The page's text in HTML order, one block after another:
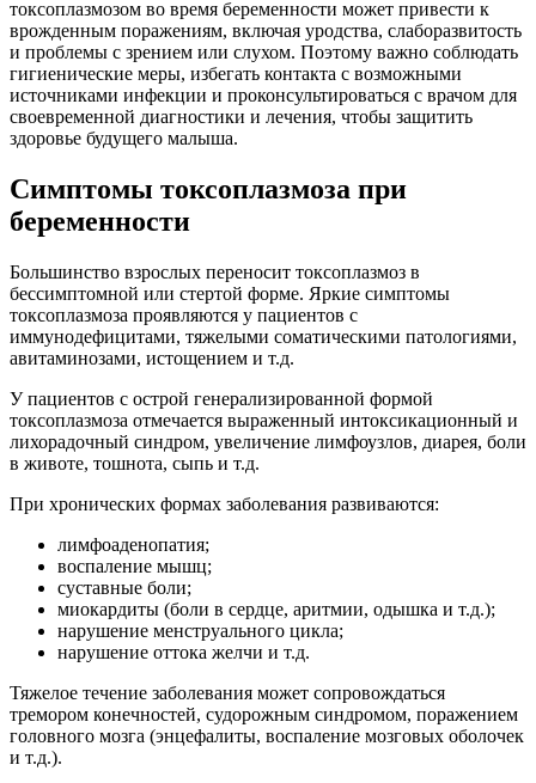
токсоплазмозом во время беременности может привести к
врожденным поражениям, включая уродства, слаборазвитость
и проблемы с зрением или слухом. Поэтому важно соблюдать
гигиенические меры, избегать контакта с возможными
источниками инфекции и проконсультироваться с врачом для
своевременной диагностики и лечения, чтобы защитить
здоровье будущего малыша.
Симптомы токсоплазмоза при
беременности
Большинство взрослых переносит токсоплазмоз в
бессимптомной или стертой форме. Яркие симптомы
токсоплазмоза проявляются у пациентов с
иммунодефицитами, тяжелыми соматическими патологиями,
авитаминозами, истощением и т.д.
У пациентов с острой генерализированной формой
токсоплазмоза отмечается выраженный интоксикационный и
лихорадочный синдром, увеличение лимфоузлов, диарея, боли
в животе, тошнота, сыпь и т.д.
При хронических формах заболевания развиваются:
лимфоаденопатия;
воспаление мышц;
суставные боли;
миокардиты (боли в сердце, аритмии, одышка и т.д.);
нарушение менструального цикла;
нарушение оттока желчи и т.д.
Тяжелое течение заболевания может сопровождаться
тремором конечностей, судорожным синдромом, поражением
головного мозга (энцефалиты, воспаление мозговых оболочек
и т.д.).